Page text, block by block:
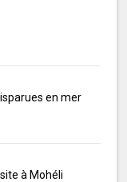
en mer
à Mohéli